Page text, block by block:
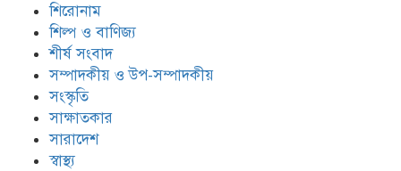
শিরোনাম
শিল্প ও বাণিজ্য
শীর্ষ সংবাদ
সম্পাদকীয় ও উপ-সম্পাদকীয়
সংস্কৃতি
সাক্ষাতকার
সারাদেশ
স্বাস্থ্য